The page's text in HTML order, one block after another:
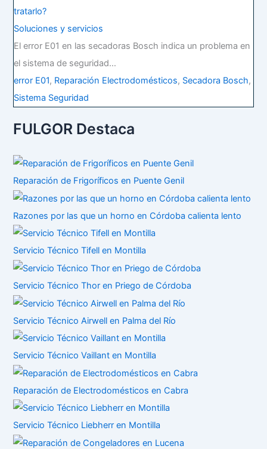
tratarlo?
Soluciones y servicios
El error E01 en las secadoras Bosch indica un problema en
el sistema de seguridad…
error E01, Reparación Electrodomésticos, Secadora Bosch,
Sistema Seguridad
FULGOR Destaca
Reparación de Frigoríficos en Puente Genil
Razones por las que un horno en Córdoba calienta lento
Servicio Técnico Tifell en Montilla
Servicio Técnico Thor en Priego de Córdoba
Servicio Técnico Airwell en Palma del Río
Servicio Técnico Vaillant en Montilla
Reparación de Electrodomésticos en Cabra
Servicio Técnico Liebherr en Montilla